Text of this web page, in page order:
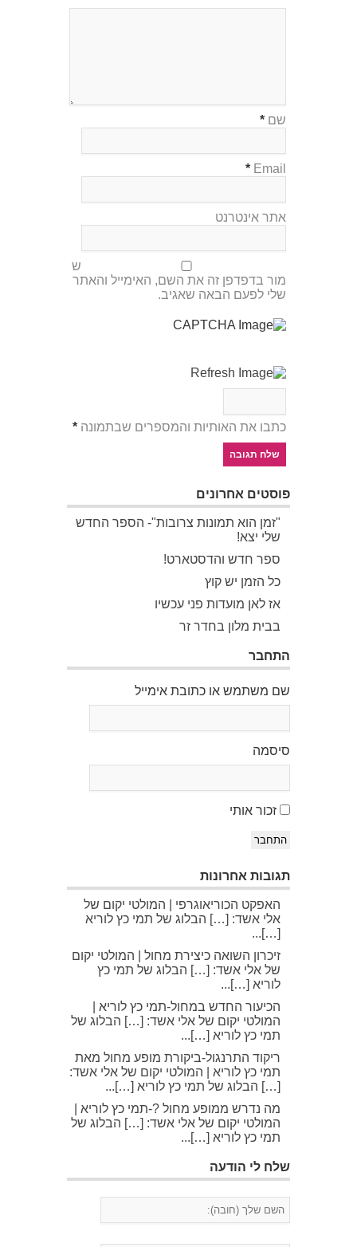
שם *
Email
*
אתר אינטרנט
ש
מור בדפדפן זה את השם, האימייל והאתר
שלי לפעם הבאה שאגיב.
כתבו את האותיות והמספרים שבתמונה *
פוסטים אחרונים
"זמן הוא תמונות צרובות"- הספר החדש
שלי יצא!
ספר חדש והדסטארט!
כל הזמן יש קוץ
אז לאן מועדות פני עכשיו
בבית מלון בחדר זר
התחבר
שם משתמש או כתובת אימייל
סיסמה
זכור אותי
התחבר
תגובות אחרונות
האפקט הכוריאוגרפי | המולטי יקום של
אלי אשד: […] הבלוג של תמי כץ לוריא
[…]...
זיכרון השואה כיצירת מחול | המולטי יקום
של אלי אשד: […] הבלוג של תמי כץ
לוריא […]...
הכיעור החדש במחול-תמי כץ לוריא |
המולטי יקום של אלי אשד: […] הבלוג של
תמי כץ לוריא […]...
ריקוד התרנגול-ביקורת מופע מחול מאת
תמי כץ לוריא | המולטי יקום של אלי אשד:
[…] הבלוג של תמי כץ לוריא […]...
מה נדרש ממופע מחול ?-תמי כץ לוריא |
המולטי יקום של אלי אשד: […] הבלוג של
תמי כץ לוריא […]...
שלח לי הודעה